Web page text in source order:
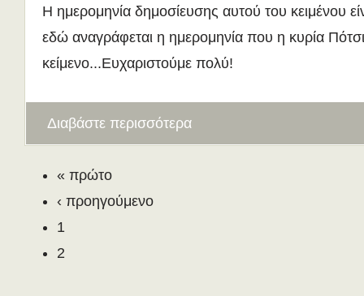
Η ημερομηνία δημοσίευσης αυτού του κειμένου
εδώ αναγράφεται η ημερομηνία που η κυρία
κείμενο...Ευχαριστούμε πολύ!
Διαβάστε περισσότερα
« πρώτο
‹ προηγούμενο
1
2